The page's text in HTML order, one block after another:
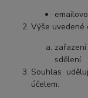
Výše uvedené
sdělení.
Souhlas
účelem: